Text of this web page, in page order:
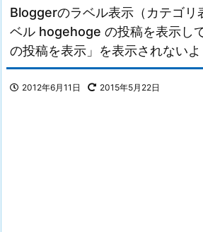
Bloggerのラベル表示（カテゴリ
ベル hogehoge の投稿を表示し
の投稿を表示」を表示されない
2012年6月11日 2015年5月22日